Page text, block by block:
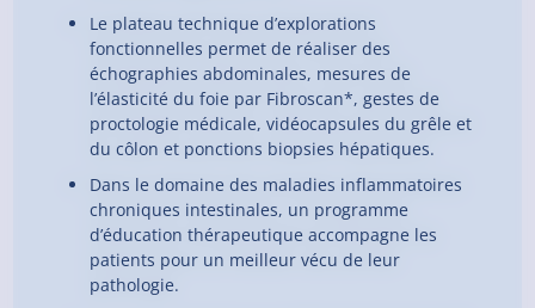
Le plateau technique d’explorations
fonctionnelles permet de réaliser des
échographies abdominales, mesures de
l’élasticité du foie par Fibroscan*, gestes de
proctologie médicale, vidéocapsules du grêle et
du côlon et ponctions biopsies hépatiques.
Dans le domaine des maladies inflammatoires
chroniques intestinales, un programme
d’éducation thérapeutique accompagne les
patients pour un meilleur vécu de leur
pathologie.